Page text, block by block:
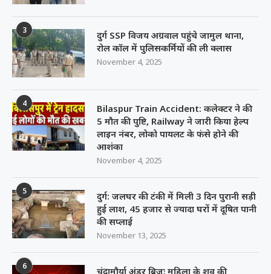
3
दुर्ग SSP विजय अग्रवाल पहुंचे जामुल थाना,
रोल कॉल में पुलिसकर्मियों की ली क्लास
November 4, 2025
4
Bilaspur Train Accident: कलेक्टर ने की
5 मौत की पुष्टि, Railway ने जारी किया हेल्प
लाइन नंबर, लोको पायलट के फंसे होने की
आशंका
November 4, 2025
5
दुर्ग: जलघर की टंकी में मिली 3 दिन पुरानी सड़ी
हुई लाश, 45 हजार से ज्यादा घरों में दूषित पानी
की सप्लाई
November 13, 2025
6
चंद्रामौर्या अंडर ब्रिजः महिला के शव की